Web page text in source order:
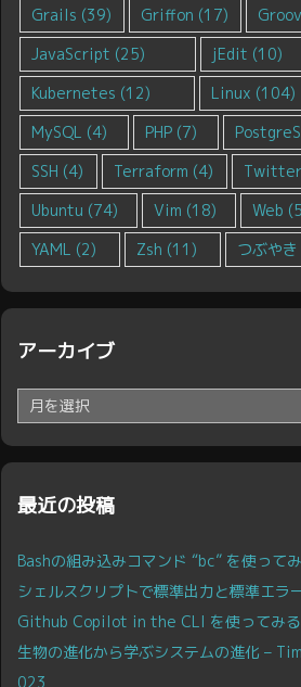
Grails (39) Griffon (17)
JavaScript (25) jEdit (10)
Kubernetes (12) Linux (104)
MySQL (4) PHP(7)
SSH (4) Terraform (4) Twitter
Ubuntu (74) Vim (18) Web
YAML (2) Zsh (11) つぶやき
アーカイブ
ー
カ
イ
最近の投稿
Bashの組み込みコマンド “bc” を使って
シェルスクリプトで標準出力と標準エラ
Github Copilot in the CLI を使ってみる
生物の進化から学ぶシステムの進化 –
023